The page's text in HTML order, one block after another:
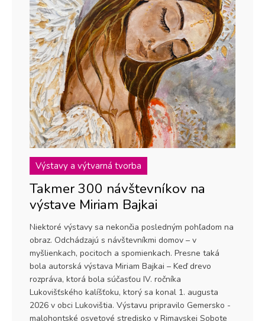
Výstavy a výtvarná tvorba
Takmer 300 návštevníkov na
výstave Miriam Bajkai
Niektoré výstavy sa nekončia posledným pohľadom na
obraz. Odchádzajú s návštevníkmi domov – v
myšlienkach, pocitoch a spomienkach. Presne taká
bola autorská výstava Miriam Bajkai – Keď drevo
rozpráva, ktorá bola súčasťou IV. ročníka
Lukovišťského kalíšťoku, ktorý sa konal 1. augusta
2026 v obci Lukovištia. Výstavu pripravilo Gemersko -
malohontské osvetové stredisko v Rimavskej Sobote